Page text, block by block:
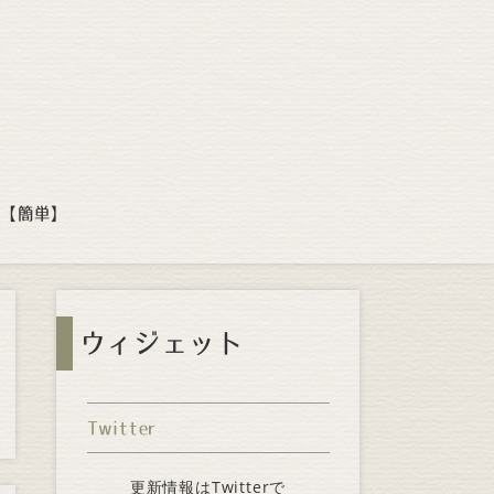
簡単】
ウィジェット
Twitter
更新情報はTwitterで